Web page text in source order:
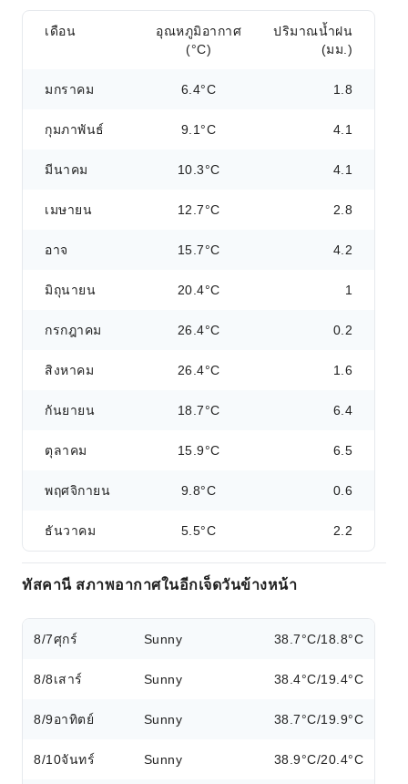
เดือน
อุณหภูมิอากาศ
(°C)
ปริมาณน้ำฝน
(มม.)
มกราคม 6.4°C 1.8
กุมภาพันธ์ 9.1°C 4.1
มีนาคม 10.3°C 4.1
เมษายน 12.7°C 2.8
อาจ 15.7°C 4.2
มิถุนายน 20.4°C 1
กรกฎาคม 26.4°C 0.2
สิงหาคม 26.4°C 1.6
กันยายน 18.7°C 6.4
ตุลาคม 15.9°C 6.5
พฤศจิกายน 9.8°C 0.6
ธันวาคม 5.5°C 2.2
ทัสคานี สภาพอากาศในอีกเจ็ดวันข้างหน้า
8/7ศุกร์ Sunny 38.7°C/18.8°C
8/8เสาร์ Sunny 38.4°C/19.4°C
8/9อาทิตย์ Sunny 38.7°C/19.9°C
8/10จันทร์ Sunny 38.9°C/20.4°C